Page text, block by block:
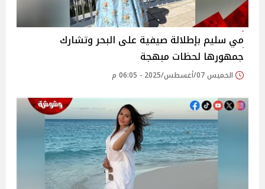
مي سليم بإطلالة صيفية على البحر وتشارك
جمهورها لحظات مبهجة
الخميس 07/أغسطس/2025 - 06:05 م